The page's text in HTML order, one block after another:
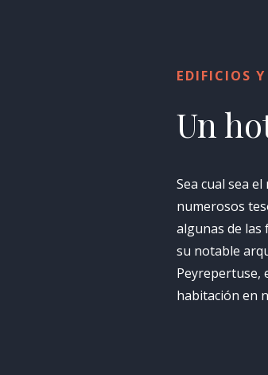
EDIFICIOS
Un
Sea cual sea
numerosos
algunas de las
su notable
Peyrepertuse,
habitación en